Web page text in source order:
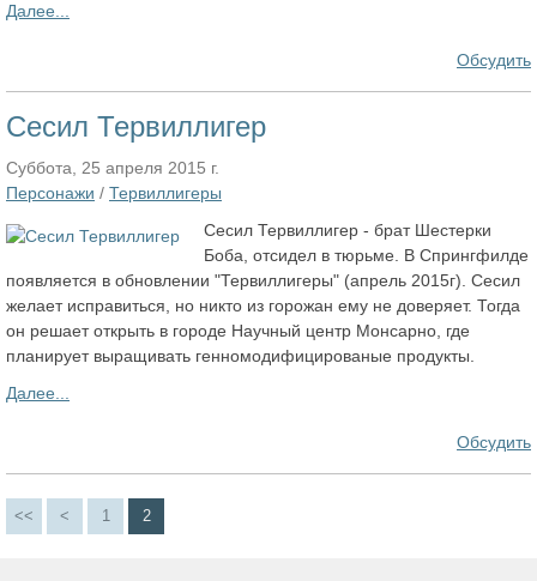
Далее...
Обсудить
Сесил Тервиллигер
Суббота, 25 апреля 2015 г.
Персонажи / Тервиллигеры
Сесил Тервиллигер - брат Шестерки
Боба, отсидел в тюрьме. В Спрингфилде
появляется в обновлении "Тервиллигеры" (апрель 2015г). Сесил
желает исправиться, но никто из горожан ему не доверяет. Тогда
он решает открыть в городе Научный центр Монсарно, где
планирует выращивать генномодифицированые продукты.
Далее...
Обсудить
<< < 1 2